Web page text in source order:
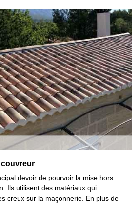
couvreur
devoir de pourvoir la mise hors
Ils utilisent des matériaux qui
creux sur la maçonnerie. En plus de